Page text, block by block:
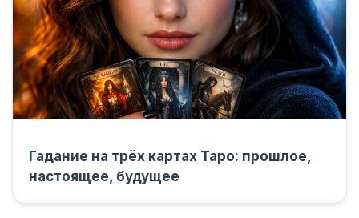
Гадание на трёх картах Таро: прошлое,
настоящее, будущее